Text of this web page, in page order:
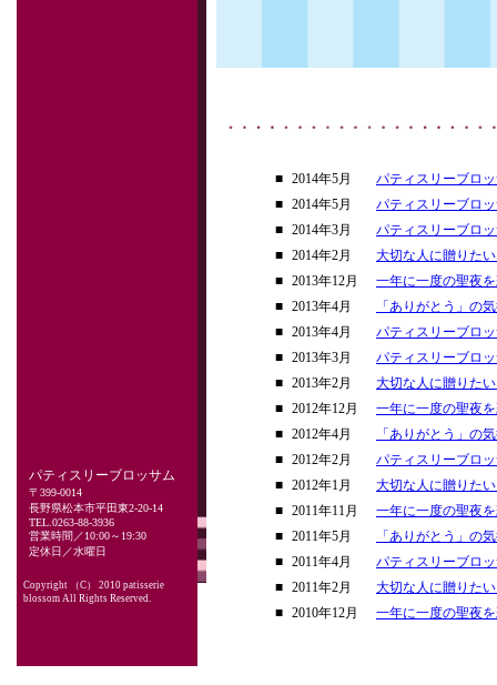
パティスリーブロッサム
〒399-0014
長野県松本市平田東2-20-14
TEL.0263-88-3936
営業時間／10:00～19:30
定休日／水曜日
Copyright （C） 2010 patisserie
blossom All Rights Reserved.
■ 2014年5月
パティスリーブロ
■ 2014年5月
パティスリーブロ
■ 2014年3月
パティスリーブロ
■ 2014年2月
大切な人に贈りた
■ 2013年12月
一年に一度の聖夜
■ 2013年4月
「ありがとう」の
■ 2013年4月
パティスリーブロ
■ 2013年3月
パティスリーブロ
■ 2013年2月
大切な人に贈りた
■ 2012年12月
一年に一度の聖夜
■ 2012年4月
「ありがとう」の
■ 2012年2月
パティスリーブロ
■ 2012年1月
大切な人に贈りた
■ 2011年11月
一年に一度の聖夜
■ 2011年5月
「ありがとう」の
■ 2011年4月
パティスリーブロ
■ 2011年2月
大切な人に贈りた
■ 2010年12月 一年に一度の聖夜